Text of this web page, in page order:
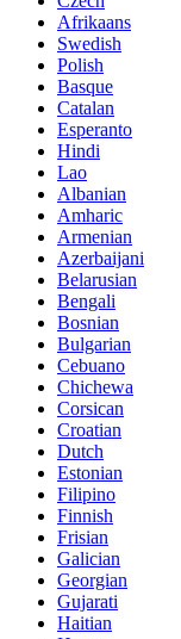
Afrikaans
Swedish
Polish
Basque
Catalan
Esperanto
Hindi
Lao
Albanian
Amharic
Armenian
Azerbaijani
Belarusian
Bengali
Bosnian
Bulgarian
Cebuano
Chichewa
Corsican
Croatian
Dutch
Estonian
Filipino
Finnish
Frisian
Galician
Georgian
Gujarati
Haitian